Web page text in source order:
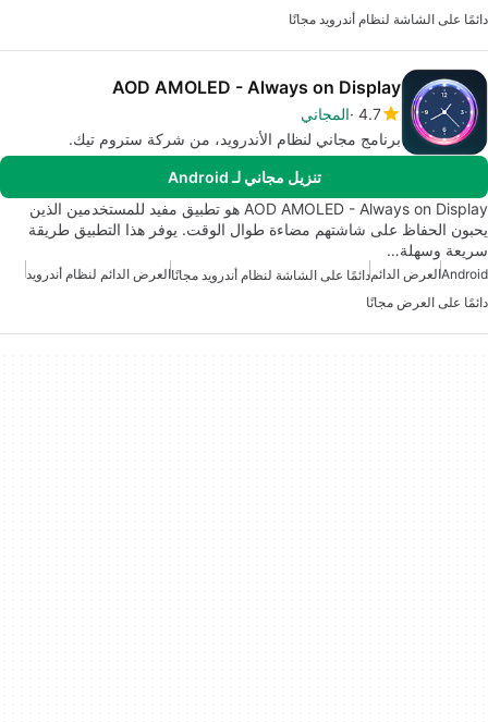
دائمًا على الشاشة لنظام أندرويد مجانًا
AOD AMOLED - Always on Display
4.7 المجاني
برنامج مجاني لنظام الأندرويد، من شركة ستروم تيك.
تنزيل مجاني لـ Android
AOD AMOLED - Always on Display هو تطبيق مفيد للمستخدمين الذين
يحبون الحفاظ على شاشتهم مضاءة طوال الوقت. يوفر هذا التطبيق طريقة
سريعة وسهلة…
Androidالعرض الدائمدائمًا على الشاشة لنظام أندرويد مجانًاالعرض الدائم لنظام أندرويد
دائمًا على العرض مجانًا